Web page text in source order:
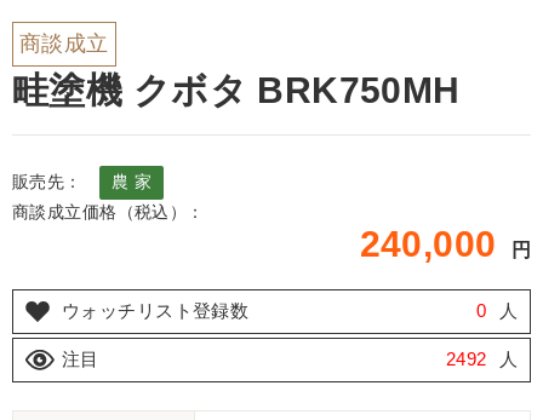
商談成立
畦塗機 クボタ BRK750MH
販売先：
農 家
商談成立価格（税込）：
240,000 円
ウォッチリスト登録数 0 人
注目 2492 人